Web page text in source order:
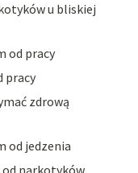
u bliskiej
od pracy
pracy
zdrową
od jedzenia